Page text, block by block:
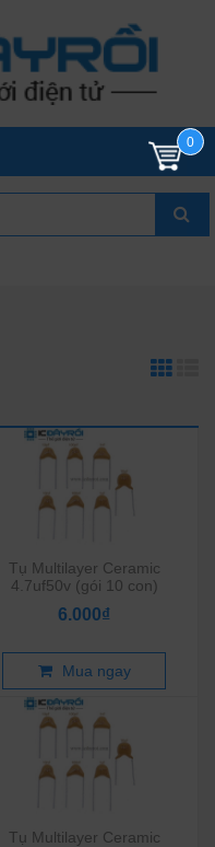
0
Tụ Multilayer Ceramic
4.7uf50v (gói 10 con)
6.000₫
Mua ngay
Tụ Multilayer Ceramic